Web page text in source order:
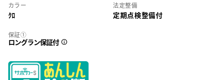
カラー
ｸﾛ
法定整備
定期点検整備付
保証①
ロングラン保証付